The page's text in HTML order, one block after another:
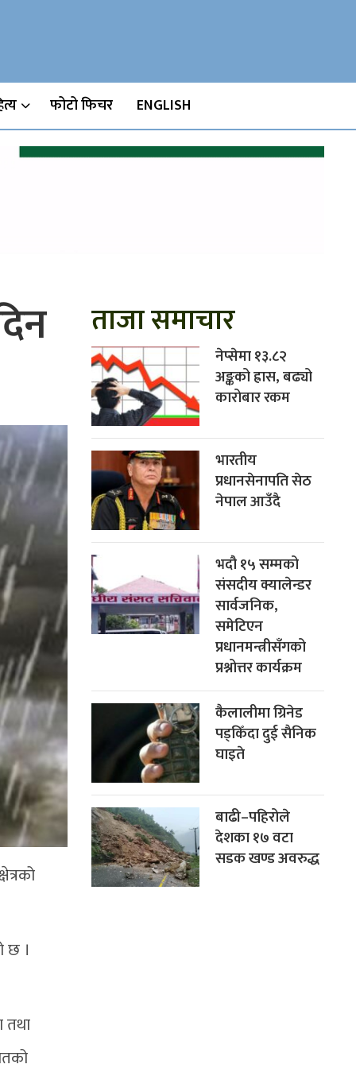
Moviesफोटो फिचर ENGLISH
छ ।
तथा
ताजा समाचार
नेप्सेमा १३.८२
अङ्कको ह्रास, बढ्यो
कारोबार रकम
भारतीय
प्रधानसेनापति सेठ
नेपाल आउँदै
भदौ १५ सम्मको
संसदीय क्यालेन्डर
सार्वजनिक,
समेटिएन
प्रधानमन्त्रीसँगको
प्रश्नोत्तर कार्यक्रम
कैलालीमा ग्रिनेड
पड्किँदा दुई सैनिक
घाइते
बाढी–पहिरोले
देशका १७ वटा
सडक खण्ड अवरुद्ध